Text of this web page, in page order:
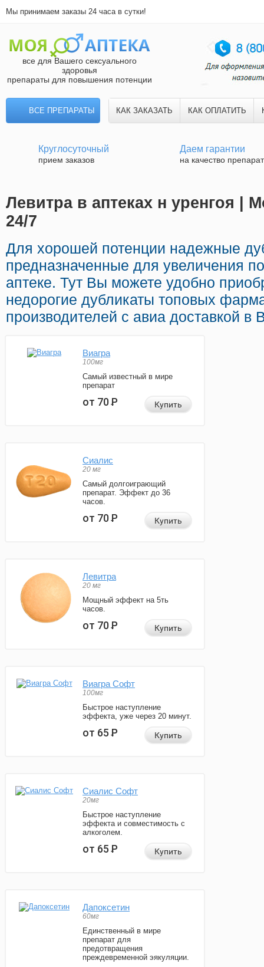
Мы принимаем заказы 24 часа в сутки!
все для Вашего сексуального
здоровья
препараты для повышения потенции
ВСЕ ПРЕПАРАТЫ КАК ЗАКАЗАТЬ КАК ОПЛАТИТЬ
Круглосуточный
прием заказов
Даем гарантии
на качество
Левитра в аптеках н уренгоя |
24/7
Для хорошей потенции надежные
предназначенные для увеличения
аптеке. Тут Вы можете удобно
недорогие дубликаты топовых
производителей с авиа доставкой в
Виагра
100мг
Самый известный в мире
препарат
от 70Р Купить
Сиалис
20 мг
Самый долгоиграющий
препарат. Эффект до 36
часов.
от 70Р Купить
Левитра
20 мг
Мощный эффект на 5ть
часов.
от 70Р Купить
Виагра Софт
100мг
Быстрое наступление
эффекта, уже через 20 минут.
от 65Р Купить
Сиалис Софт
20мг
Быстрое наступление
эффекта и совместимость с
алкоголем.
от 65Р Купить
Дапоксетин
60мг
Единственный в мире
препарат для
предотвращения
преждевременной эякуляции.